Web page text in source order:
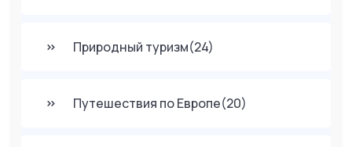
Природный туризм(24)
Путешествия по Европе(20)